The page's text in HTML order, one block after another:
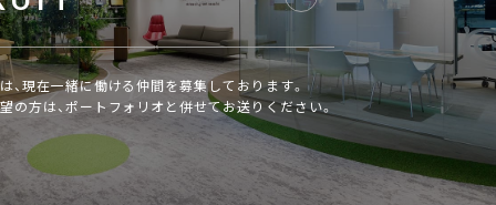
、現在一緒に働ける仲間を募集しております。
の方は、ポートフォリオと併せてお送りください。